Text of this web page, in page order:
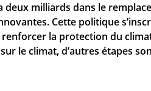
milliards dans le
Cette politique
la protection du
le climat, d’autres étapes